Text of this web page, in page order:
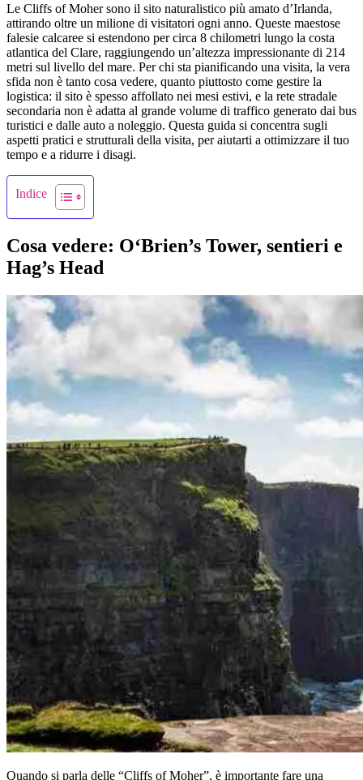
Le Cliffs of Moher sono il sito naturalistico più amato d’Irlanda,
attirando oltre un milione di visitatori ogni anno. Queste maestose
falesie calcaree si estendono per circa 8 chilometri lungo la costa
atlantica del Clare, raggiungendo un’altezza impressionante di 214
metri sul livello del mare. Per chi sta pianificando una visita, la vera
sfida non è tanto cosa vedere, quanto piuttosto come gestire la
logistica: il sito è spesso affollato nei mesi estivi, e la rete stradale
secondaria non è adatta al grande volume di traffico generato dai bus
turistici e dalle auto a noleggio. Questa guida si concentra sugli
aspetti pratici e strutturali della visita, per aiutarti a ottimizzare il tuo
tempo e a ridurre i disagi.
Indice
Cosa vedere: O‘Brien’s Tower, sentieri e
Hag’s Head
Quando si parla delle “Cliffs of Moher”, è importante fare una